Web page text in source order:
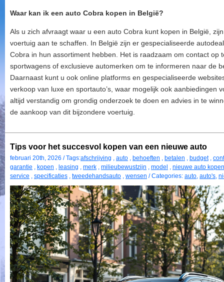
Waar kan ik een auto Cobra kopen in België?
Als u zich afvraagt waar u een auto Cobra kunt kopen in België,
voertuig aan te schaffen. In België zijn er gespecialiseerde
Cobra in hun assortiment hebben. Het is raadzaam om contact op
sportwagens of exclusieve automerken om te informeren naar de
Daarnaast kunt u ook online platforms en gespecialiseerde
verkoop van luxe en sportauto’s, waar mogelijk ook aanbiedingen
altijd verstandig om grondig onderzoek te doen en advies in te
de aankoop van dit bijzondere voertuig.
Tips voor het succesvol kopen van een nieuwe auto
februari 20th, 2026 / Tags:afschrijving , auto , behoeften , betalen , budget,
garantie , kopen , leasing , merk , milieubewustzijn , model , nieuwe auto kopen
service , specificaties , tweedehandsauto , wensen / Categories: auto, auto's,